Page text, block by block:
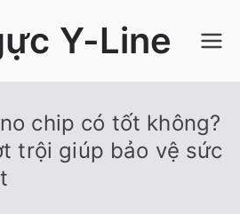
Y-Line
chip có tốt không?
trội giúp bảo vệ sức